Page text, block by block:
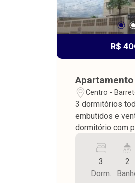
R$
Centro -
3 dormitórios
embutidos e
dormitório com
banheiro social,
banheiro de
teto laje, 1 vaga
3
Dorm.
2